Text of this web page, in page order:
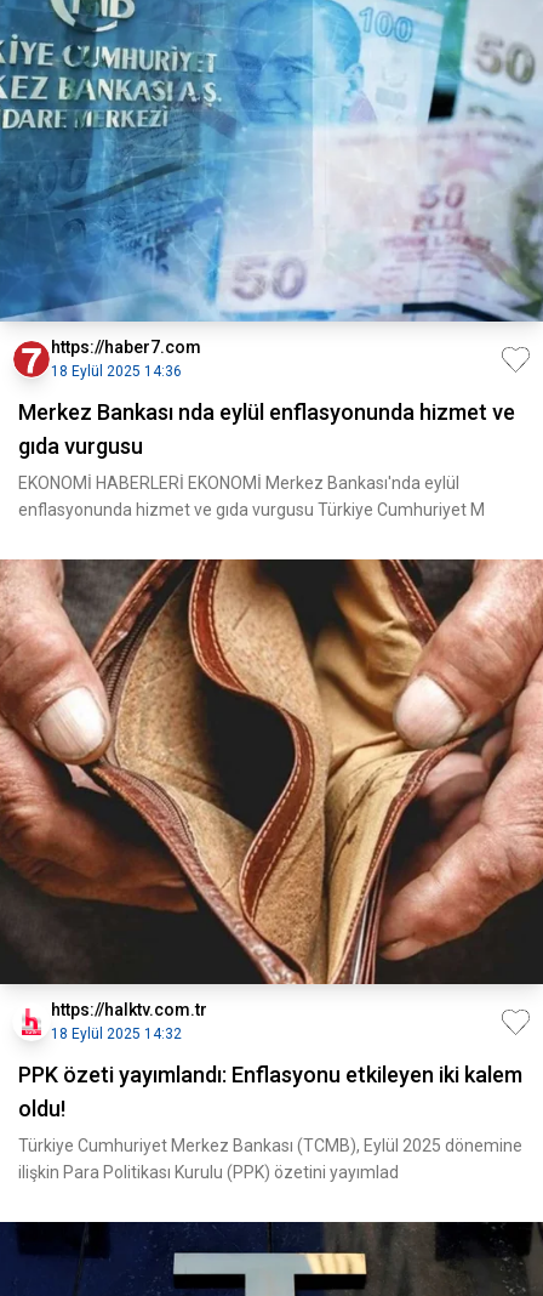
https://haber7.com
18 Eylül 2025 14:36
Merkez Bankası nda eylül enflasyonunda hizmet ve
gıda vurgusu
EKONOMİ HABERLERİ EKONOMİ Merkez Bankası'nda eylül
enflasyonunda hizmet ve gıda vurgusu Türkiye Cumhuriyet M
https://halktv.com.tr
18 Eylül 2025 14:32
PPK özeti yayımlandı: Enflasyonu etkileyen iki kalem
oldu!
Türkiye Cumhuriyet Merkez Bankası (TCMB), Eylül 2025 dönemine
ilişkin Para Politikası Kurulu (PPK) özetini yayımlad